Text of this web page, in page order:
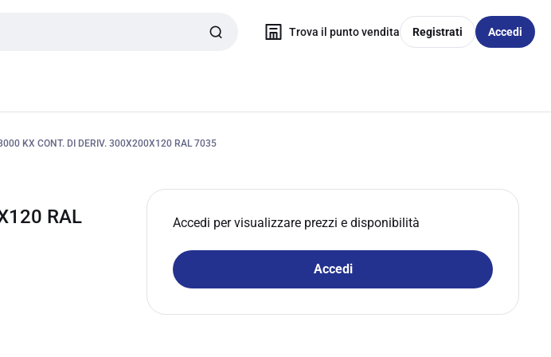
Trova il punto vendita Registrati Accedi
KX CONT. DI DERIV. 300X200X120 RAL 7035
RAL
Accedi per visualizzare prezzi e disponibilità
Accedi